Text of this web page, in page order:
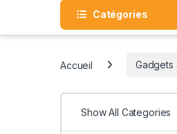
Catégories
Accueil Gadgets
Show All Categories